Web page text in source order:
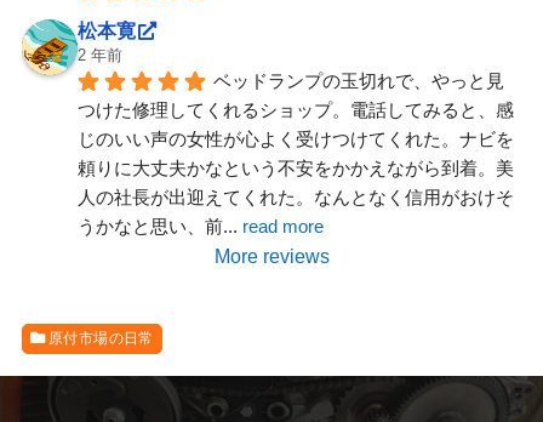
松本寛
2 年前
ベッドランプの玉切れで、やっと見
つけた修理してくれるショップ。電話してみると、感
じのいい声の女性が心よく受けつけてくれた。ナビを
頼りに大丈夫かなという不安をかかえながら到着。美
人の社長が出迎えてくれた。なんとなく信用がおけそ
うかなと思い、前... read more
More reviews
原付市場の日常